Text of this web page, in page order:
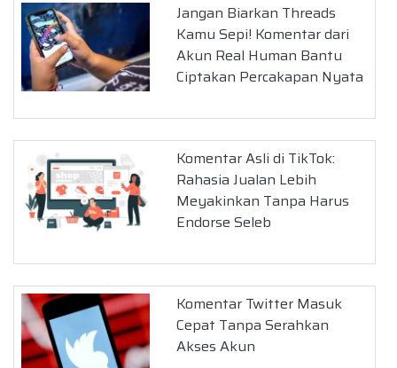
Jangan Biarkan Threads
Kamu Sepi! Komentar dari
Akun Real Human Bantu
Ciptakan Percakapan Nyata
Komentar Asli di TikTok:
Rahasia Jualan Lebih
Meyakinkan Tanpa Harus
Endorse Seleb
Komentar Twitter Masuk
Cepat Tanpa Serahkan
Akses Akun